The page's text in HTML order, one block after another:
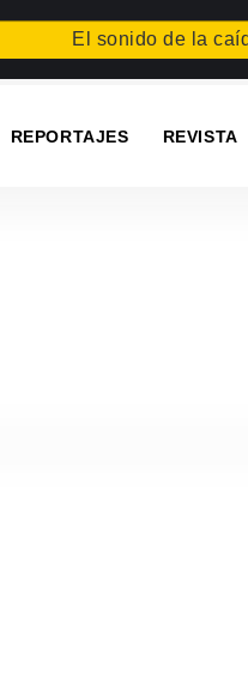
El sonido de la caída
REPORTAJES REVISTA